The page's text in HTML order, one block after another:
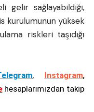
gelir sağlayabildiği,
kurulumunun yüksek
riskleri taşıdığı
, Instagram,
hesaplarımızdan takip